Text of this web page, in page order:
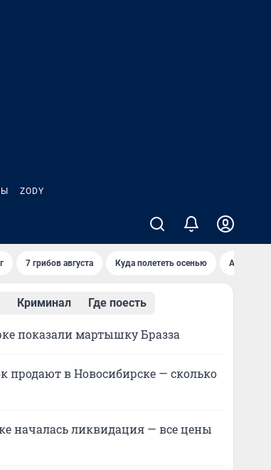
ZODY
7 грибов августа Куда полететь осенью Афиша на
Криминал Где поесть
показали мартышку Бразза
в Новосибирске — сколько
началась ликвидация — все цены